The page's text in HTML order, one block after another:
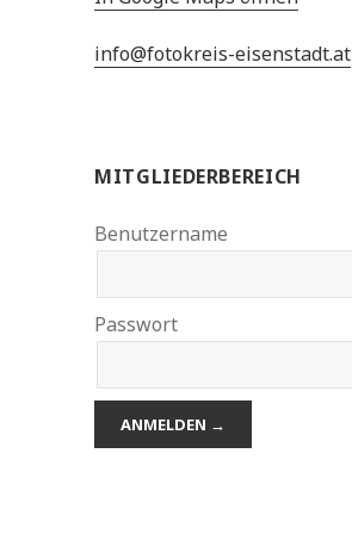
info@fotokreis-eisenstadt.at
MITGLIEDERBEREICH
Benutzername
Passwort